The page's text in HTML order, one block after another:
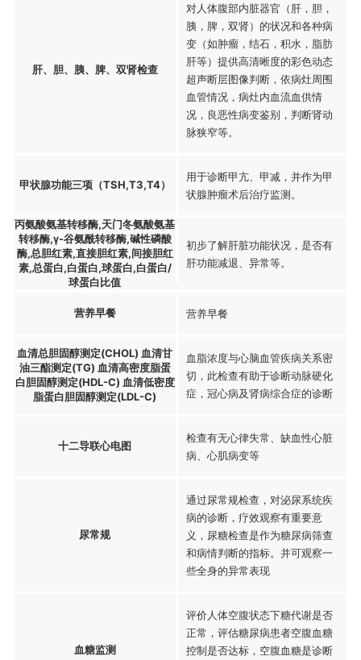
肝、胆、胰、脾、双肾检查
对人体腹部内脏器官（肝，胆，
胰，脾，双肾）的状况和各种病
变（如肿瘤，结石，积水，脂肪
肝等）提供高清晰度的彩色动态
超声断层图像判断，依病灶周围
血管情况，病灶内血流血供情
况，良恶性病变鉴别，判断肾动
脉狭窄等。
甲状腺功能三项（TSH,T3,T4）
用于诊断甲亢、甲减，并作为甲
状腺肿瘤术后治疗监测。
丙氨酸氨基转移酶,天门冬氨酸氨基
转移酶,γ-谷氨酰转移酶,碱性磷酸
酶,总胆红素,直接胆红素,间接胆红
素,总蛋白,白蛋白,球蛋白,白蛋白/
球蛋白比值
初步了解肝脏功能状况，是否有
肝功能减退、异常等。
营养早餐 营养早餐
血清总胆固醇测定(CHOL) 血清甘
油三酯测定(TG) 血清高密度脂蛋
白胆固醇测定(HDL-C) 血清低密度
脂蛋白胆固醇测定(LDL-C)
血脂浓度与心脑血管疾病关系密
切，此检查有助于诊断动脉硬化
症，冠心病及肾病综合症的诊断
十二导联心电图
检查有无心律失常、缺血性心脏
病、心肌病变等
尿常规
通过尿常规检查，对泌尿系统疾
病的诊断，疗效观察有重要意
义，尿糖检查是作为糖尿病筛查
和病情判断的指标。并可观察一
些全身的异常表现
血糖监测
评价人体空腹状态下糖代谢是否
正常，评估糖尿病患者空腹血糖
控制是否达标，空腹血糖是诊断